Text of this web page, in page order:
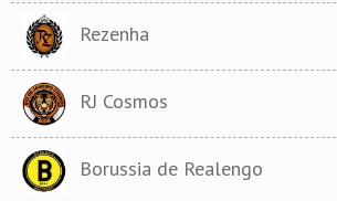
Rezenha
RJ Cosmos
Borussia de Realengo